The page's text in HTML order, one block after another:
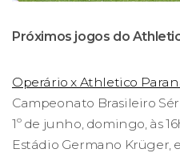
Próximos jogos do
Operário x Athletico
Campeonato Brasileiro
1º de junho, domingo, às
Estádio Germano Krüger,